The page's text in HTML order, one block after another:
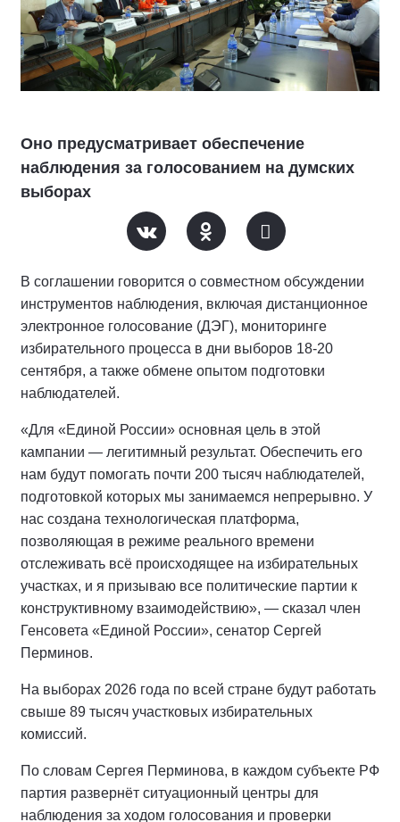
Оно предусматривает обеспечение
наблюдения за голосованием на думских
выборах
В соглашении говорится о совместном обсуждении
инструментов наблюдения, включая дистанционное
электронное голосование (ДЭГ), мониторинге
избирательного процесса в дни выборов 18-20
сентября, а также обмене опытом подготовки
наблюдателей.
«Для «Единой России» основная цель в этой
кампании — легитимный результат. Обеспечить его
нам будут помогать почти 200 тысяч наблюдателей,
подготовкой которых мы занимаемся непрерывно. У
нас создана технологическая платформа,
позволяющая в режиме реального времени
отслеживать всё происходящее на избирательных
участках, и я призываю все политические партии к
конструктивному взаимодействию», — сказал член
Генсовета «Единой России», сенатор Сергей
Перминов.
На выборах 2026 года по всей стране будут работать
свыше 89 тысяч участковых избирательных
комиссий.
По словам Сергея Перминова, в каждом субъекте РФ
партия развернёт ситуационный центры для
наблюдения за ходом голосования и проверки